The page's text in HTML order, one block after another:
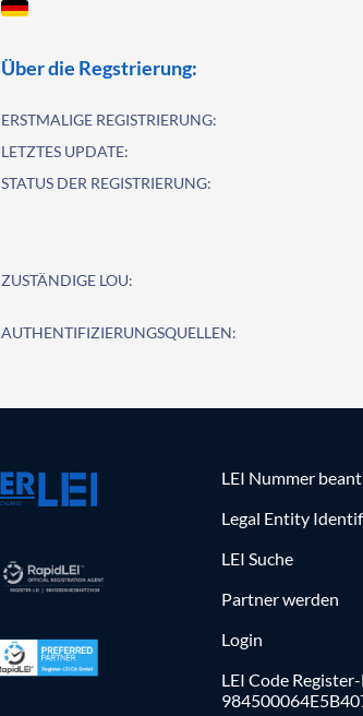
Über die Regstrierung:
ERSTMALIGE REGISTRIERUNG:
LETZTES UPDATE:
STATUS DER REGISTRIERUNG:
ZUSTÄNDIGE LOU:
AUTHENTIFIZIERUNGSQUELLEN:
LEI Nummer
Legal Entity
LEI Suche
Partner werden
Login
LEI Code